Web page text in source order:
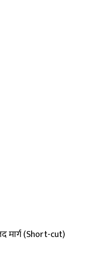
मार्ग (Short-cut)